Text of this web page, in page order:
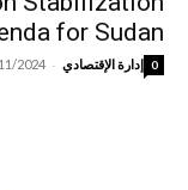
for Sudan
إدارة الإقتصادي -
2024 0